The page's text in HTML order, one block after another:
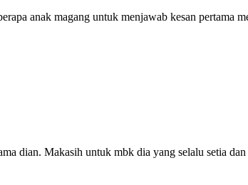
anak magang untuk menjawab kesan pertama
dian. Makasih untuk mbk dia yang selalu setia